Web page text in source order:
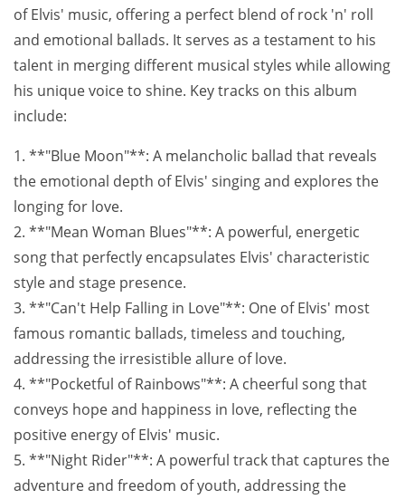
of Elvis' music, offering a perfect blend of rock 'n' roll
and emotional ballads. It serves as a testament to his
talent in merging different musical styles while allowing
his unique voice to shine. Key tracks on this album
include:
1. **"Blue Moon"**: A melancholic ballad that reveals
the emotional depth of Elvis' singing and explores the
longing for love.
2. **"Mean Woman Blues"**: A powerful, energetic
song that perfectly encapsulates Elvis' characteristic
style and stage presence.
3. **"Can't Help Falling in Love"**: One of Elvis' most
famous romantic ballads, timeless and touching,
addressing the irresistible allure of love.
4. **"Pocketful of Rainbows"**: A cheerful song that
conveys hope and happiness in love, reflecting the
positive energy of Elvis' music.
5. **"Night Rider"**: A powerful track that captures the
adventure and freedom of youth, addressing the